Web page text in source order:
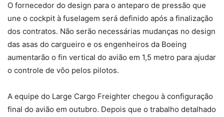
O fornecedor do design para o anteparo de pressão que
une o cockpit à fuselagem será definido após a finalização
dos contratos. Não serão necessárias mudanças no design
das asas do cargueiro e os engenheiros da Boeing
aumentarão o fin vertical do avião em 1,5 metro para ajudar
o controle de vôo pelos pilotos.
A equipe do Large Cargo Freighter chegou à configuração
final do avião em outubro. Depois que o trabalho detalhado